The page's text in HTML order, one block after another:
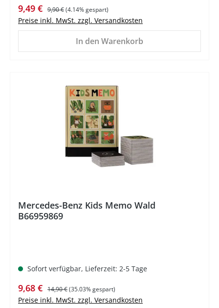
Verkaufspreis:
9,49 € Regulärer Preis:
9,90 €(4.14% gespart)
Preise inkl. MwSt. zzgl. Versandkosten
In den Warenkorb
Mercedes-Benz Kids Memo Wald
B66959869
Sofort verfügbar, Lieferzeit: 2-5 Tage
Verkaufspreis:
9,68 € Regulärer Preis:
14,90 €(35.03% gespart)
Preise inkl. MwSt. zzgl. Versandkosten